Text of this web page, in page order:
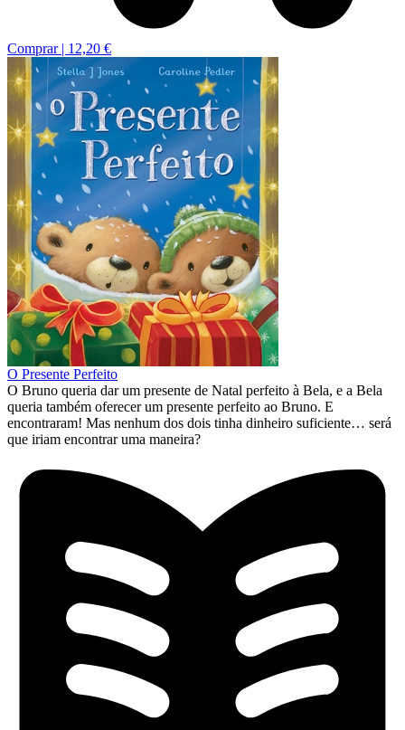
Comprar | 12,20 €
O Presente Perfeito
O Bruno queria dar um presente de Natal perfeito à Bela, e a Bela
queria também oferecer um presente perfeito ao Bruno. E
encontraram! Mas nenhum dos dois tinha dinheiro suficiente… será
que iriam encontrar uma maneira?